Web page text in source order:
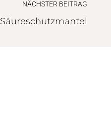
NÄCHSTER BEITRAG
Säureschutzmantel